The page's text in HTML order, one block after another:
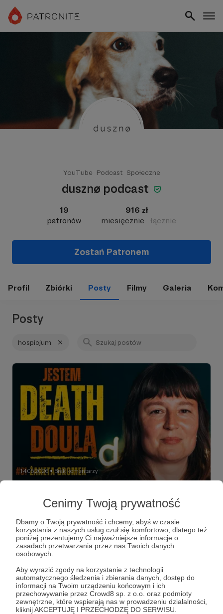
Cenimy Twoją prywatność
Dbamy o Twoją prywatność i chcemy, abyś w czasie
korzystania z naszych usług czuł się komfortowo, dlatego też
poniżej prezentujemy Ci najważniejsze informacje o
zasadach przetwarzania przez nas Twoich danych
osobowych.
Aby wyrazić zgody na korzystanie z technologii
automatycznego śledzenia i zbierania danych, dostęp do
informacji na Twoim urządzeniu końcowym i ich
przechowywanie przez Crowd8 sp. z o.o. oraz podmioty
zewnętrzne, które wspierają nas w prowadzeniu działalności,
kliknij AKCEPTUJĘ I PRZECHODZĘ DO SERWISU.
YouTube Podcast Społeczne
dusznø podcast
19
patronów
916 zł
miesięcznie
łącznie
Zostań Patronem
Profil Zbiórki Posty Filmy Galeria
Posty
hospicjum
14.05.2026 ● Brak komentarzy
podcast #81
hospicyjną, promotorką świadomej śmierci i twórczynią
Szkoły Dobrego Umierania.
dusznø dusznøpodcast podcast +5